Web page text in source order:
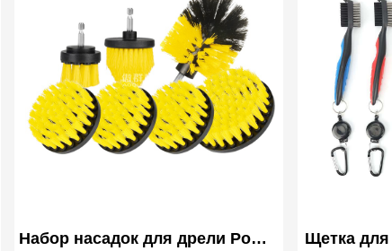
Набор насадок для дрели Power
Щетка